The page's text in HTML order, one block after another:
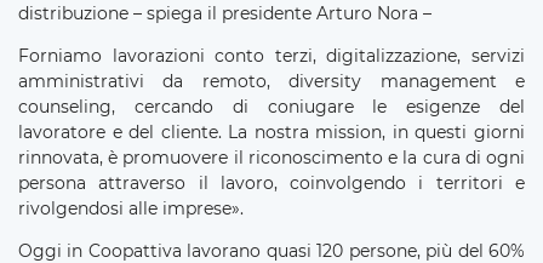
distribuzione – spiega il presidente Arturo Nora –
Forniamo lavorazioni conto terzi, digitalizzazione, servizi
amministrativi da remoto, diversity management e
counseling, cercando di coniugare le esigenze del
lavoratore e del cliente. La nostra mission, in questi giorni
rinnovata, è promuovere il riconoscimento e la cura di ogni
persona attraverso il lavoro, coinvolgendo i territori e
rivolgendosi alle imprese».
Oggi in Coopattiva lavorano quasi 120 persone, più del 60%